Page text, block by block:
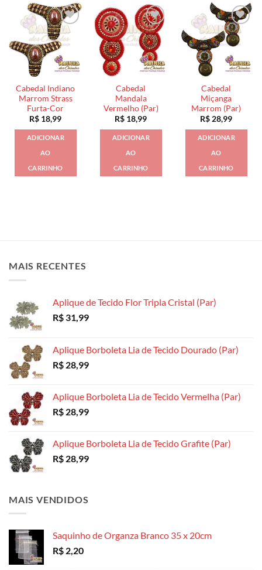
Cabedal Indiano
Marrom Strass
Furta-Cor
R$ 18,99
ADICIONAR
AO
CARRINHO
Cabedal
Mandala
Vermelho (Par)
R$ 18,99
ADICIONAR
AO
CARRINHO
Cabedal
Miçanga
Marrom (Par)
R$28,99
ADICIONAR
AO
CARRINHO
MAIS RECENTES
Aplique de Tecido Flor Tripla Cristal (Par)
R$ 31,99
Aplique Borboleta Lia de Tecido Dourado (Par)
R$ 28,99
Aplique Borboleta Lia de Tecido Vermelha (Par)
R$ 28,99
Aplique Borboleta Lia de Tecido Grafite (Par)
R$ 28,99
MAIS VENDIDOS
Saquinho de Organza Branco 35 x 20cm
R$ 2,20